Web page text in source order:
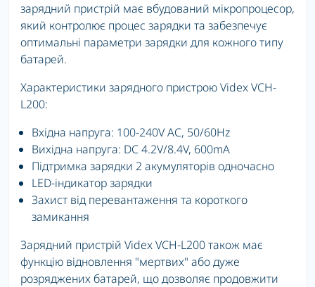
зарядний пристрій має вбудований мікропроцесор,
який контролює процес зарядки та забезпечує
оптимальні параметри зарядки для кожного типу
батарей.
Характеристики зарядного пристрою Videx VCH-
L200:
Вхідна напруга: 100-240V AC, 50/60Hz
Вихідна напруга: DC 4.2V/8.4V, 600mA
Підтримка зарядки 2 акумуляторів одночасно
LED-індикатор зарядки
Захист від перевантаження та короткого
замикання
Зарядний пристрій Videx VCH-L200 також має
функцію відновлення "мертвих" або дуже
розряджених батарей, що дозволяє продовжити